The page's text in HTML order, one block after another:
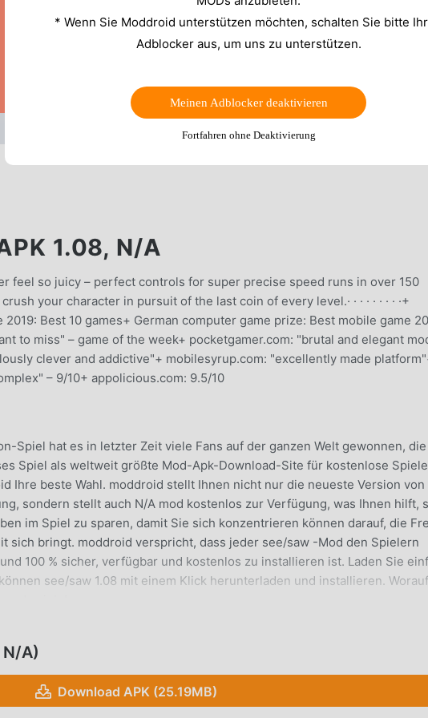
1.08, N/A
feel so juicy – perfect controls for super precise speed runs in over 150
your character in pursuit of the last coin of every level.· · · · · · · · ·+
2019: Best 10 games+ German computer game prize: Best mobile game
to miss" – game of the week+ pocketgamer.com: "brutal and elegant
clever and addictive"+ mobilesyrup.com: "excellently made
– 9/10+ appolicious.com: 9.5/10
Spiel hat es in letzter Zeit viele Fans auf der ganzen Welt gewonnen, die
Spiel als weltweit größte Mod-Apk-Download-Site für kostenlose Spiele
Ihre beste Wahl. moddroid stellt Ihnen nicht nur die neueste Version von
sondern stellt auch N/A mod kostenlos zur Verfügung, was Ihnen hilft,
im Spiel zu sparen, damit Sie sich konzentrieren können darauf, die
sich bringt. moddroid verspricht, dass jeder see/saw -Mod den Spielern
100 % sicher, verfügbar und kostenlos zu installieren ist. Laden Sie
see/saw 1.08 mit einem Klick herunterladen und installieren. Worauf
zu herkömmlichen action-Spielen müssen Sie in see/saw nur das
Sie ganz einfach mit dem gesamten Spiel beginnen und die Freude
A)
Download APK (25.19MB)
* Wenn Sie Moddroid unterstützen möchten, schalten Sie bitte
Adblocker aus, um uns zu unterstützen.
Meinen Adblocker deaktivieren
Fortfahren ohne Deaktivierung